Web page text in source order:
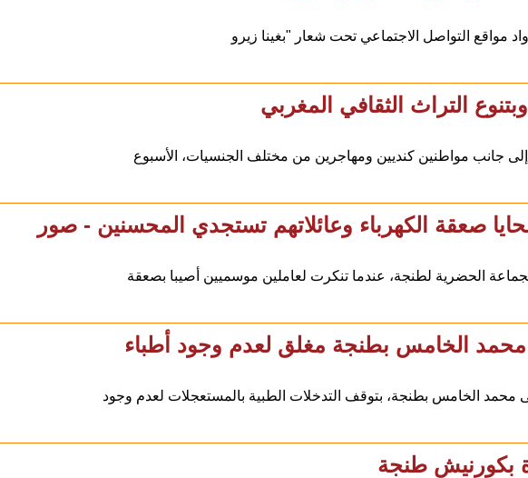
مواقع التواصل الاجتماعي تحت شعار "بغينا زيرو
التراث الثقافي المغربي
إلى جانب مواطنين كنديين ومهاجرين من مختلف الجنسيات، الأسبوع
صعقة الكهرباء وعائلاتهم تستجدي المحسنين - صور
الحضرية لطنجة، عندما تنكرت لعاملين موسميين أصيبا بصعقة
الخامس بطنجة مغلق لعدم وجود أطباء
الخامس بطنجة، بتوقف التدخلات الطبية بالمستعجلات لعدم وجود
بكورنيش طنجة